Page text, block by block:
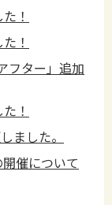
！
！
フター」追加
！
ました。
催について